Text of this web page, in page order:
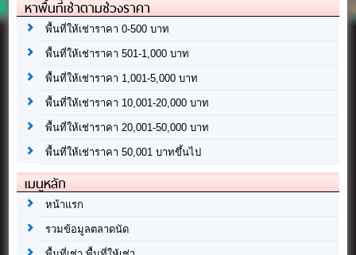
หาพื้นที่เช่าตามช่วงราคา
พื้นที่ให้เช่าราคา 0-500 บาท
พื้นที่ให้เช่าราคา 501-1,000 บาท
พื้นที่ให้เช่าราคา 1,001-5,000 บาท
พื้นที่ให้เช่าราคา 10,001-20,000 บาท
พื้นที่ให้เช่าราคา 20,001-50,000 บาท
พื้นที่ให้เช่าราคา 50,001 บาทขึ้นไป
เมนูหลัก
หน้าแรก
รวมข้อมูลตลาดนัด